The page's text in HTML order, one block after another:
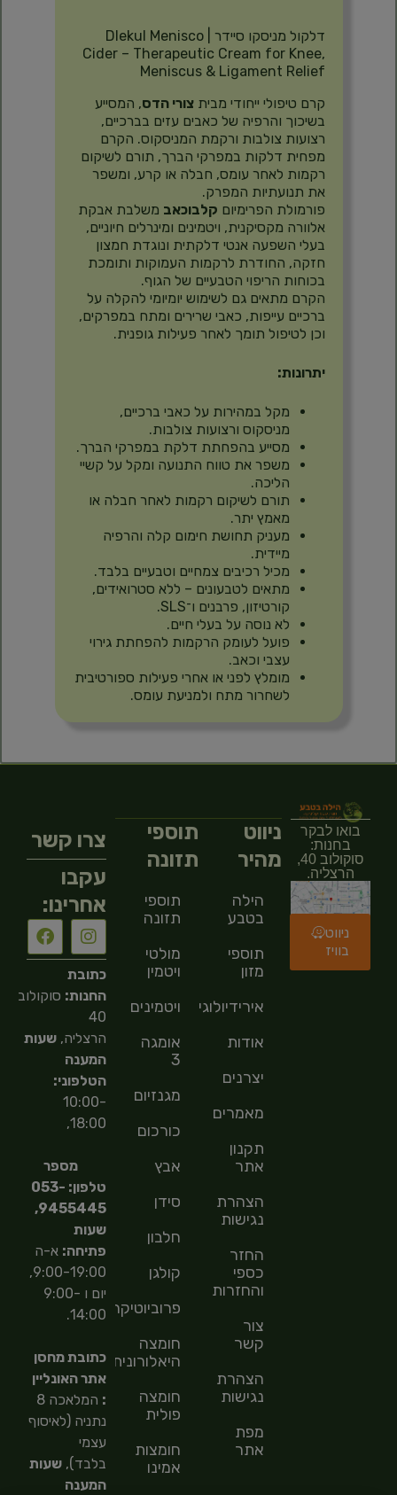
דלקול מניסקו סיידר | Dlekul Menisco
Cider – Therapeutic Cream for Knee,
Meniscus & Ligament Relief
קרם טיפולי ייחודי מביתצורי הדס, המסייע
בשיכוך והרפיה של כאבים עזים בברכיים,
רצועות צולבות ורקמת המניסקוס. הקרם
מפחית דלקות במפרקי הברך, תורם לשיקום
רקמות לאחר עומס, חבלה או קרע, ומשפר
את תנועתיות המפרק.
פורמולת הפרימיום קלבוכאב משלבת אבקת
אלוורה מקסיקנית, ויטמינים ומינרלים חיוניים,
בעלי השפעה אנטי דלקתית ונוגדת חמצון
חזקה, החודרת לרקמות העמוקות ותומכת
בכוחות הריפוי הטבעיים של הגוף.
הקרם מתאים גם לשימוש יומיומי להקלה על
ברכיים עייפות, כאבי שרירים ומתח במפרקים,
וכן לטיפול תומך לאחר פעילות גופנית.
יתרונות:
מקל במהירות על כאבי ברכיים,
מניסקוס ורצועות צולבות.
מסייע בהפחתת דלקת במפרקי הברך.
משפר את טווח התנועה ומקל על קשיי
הליכה.
תורם לשיקום רקמות לאחר חבלה או
מאמץ יתר.
מעניק תחושת חימום קלה והרפיה
מיידית.
מכיל רכיבים צמחיים וטבעיים בלבד.
מתאים לטבעונים – ללא סטרואידים,
קורטיזון, פרבנים ו־SLS.
לא נוסה על בעלי חיים.
פועל לעומק הרקמות להפחתת גירוי
עצבי וכאב.
מומלץ לפני או אחרי פעילות ספורטיבית
לשחרור מתח ולמניעת עומס.
בואו לבקר
בחנות:
סוקולוב 40,
הרצליה.
ניווט
בוויז
ניווט
מהיר
הילה
בטבע
תוספי
מזון
אירידיולוגיה
אודות
יצרנים
מאמרים
תקנון
אתר
הצהרת
נגישות
החזר
כספי
והחזרות
צור
קשר
הצהרת
נגישות
מפת
אתר
תוספי
תזונה
תוספי
תזונה
מולטי
ויטמין
ויטמינים
אומגה
3
מגנזיום
כורכום
אבץ
סידן
חלבון
קולגן
פרוביוטיקה
חומצה
היאלורונית
חומצה
פולית
חומצות
אמינו
צרו קשר
עקבו
אחרינו:
כתובת
החנות: סוקולוב
40
הרצליה,שעות
המענה
הטלפוני:
10:00-
18:00,
מספר
טלפון: 053-
9455445,
שעות
פתיחה: א-ה
9:00-19:00,
יום ו 9:00-
14:00.
כתובת מחסן
אתר האונליין
:
המלאכה 8
נתניה (לאיסוף
עצמי
בלבד),שעות
המענה